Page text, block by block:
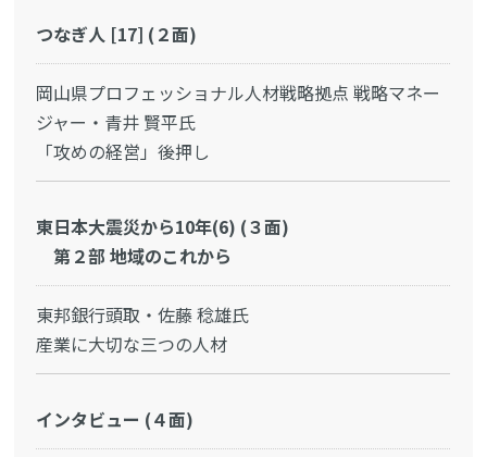
つなぎ人 [17] (２面)
岡山県プロフェッショナル人材戦略拠点 戦略マネー
ジャー・青井 賢平氏
「攻めの経営」後押し
東日本大震災から10年(6) (３面)
第２部 地域のこれから
東邦銀行頭取・佐藤 稔雄氏
産業に大切な三つの人材
インタビュー (４面)